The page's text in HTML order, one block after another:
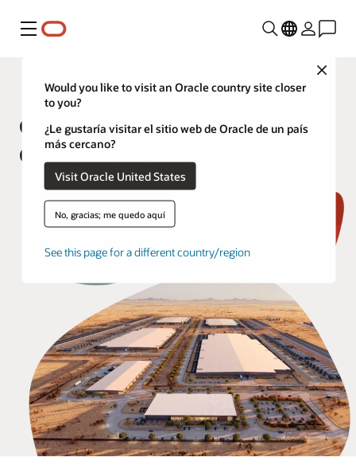
Menú
Close
Would you like to visit an Oracle country site closer
to you?
¿Le gustaría visitar el sitio web de Oracle de un país
más cercano?
Visit Oracle United States
No, gracias; me quedo aquí
See this page for a different country/region
Oracle Latinoamérica
Centro de datos de Doña Ana
County, Nuevo México